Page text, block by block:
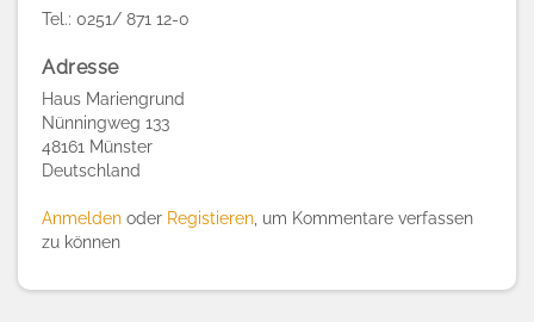
Tel.: 0251/ 871 12-0
Adresse
Haus Mariengrund
Nünningweg 133
48161 Münster
Deutschland
Anmelden oder Registieren , um Kommentare verfassen
zu können